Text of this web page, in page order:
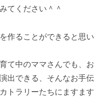
てください＾＾
作ることができると思い
て中のママさんでも、お
出できる、そんなお手伝
トラリーたちにますます